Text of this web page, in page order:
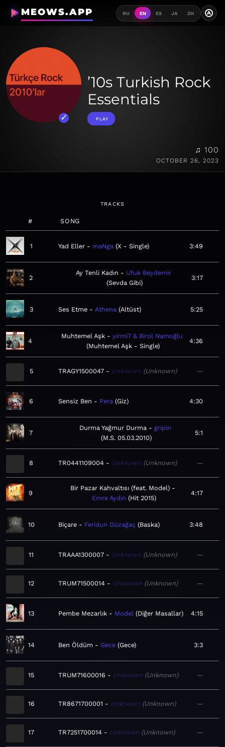
MEOWS.APP RU EN ES JA ZH A
’10s Turkish Rock
Essentials
PLAY
♫ 100
OCTOBER 26, 2023
TRACKS
# SONG
1 Yad Eller maNga X - Single 3:49
2
Ay Tenli Kadın
Ufuk Beydemir
Sevda Gibi
3:17
3 Ses Etme Athena Altüst 5:25
4
Muhtemel Aşk
yirmi7 & Birol Namoğlu
Muhtemel Aşk - Single
4:36
5 TRAGY1500047 Unknown Unknown —
6 Sensiz Ben Pera Giz 4:30
7
Durma Yağmur Durma
gripin
M.S. 05.03.2010
5:1
8 TR0441109004 Unknown Unknown —
9
Bir Pazar Kahvaltısı (feat. Model)
Emre Aydın Hit 2015
4:17
10 Biçare Feridun Düzağaç Baska 3:48
11 TRAAA1300007 Unknown Unknown —
12 TRUM71500014 Unknown Unknown —
13 Pembe Mezarlık Model Diğer Masallar 4:15
14 Ben Öldüm Gece Gece 3:3
15 TRUM71600016 Unknown Unknown —
16 TR8671700001 Unknown Unknown —
17 TR7251700014 Unknown Unknown —